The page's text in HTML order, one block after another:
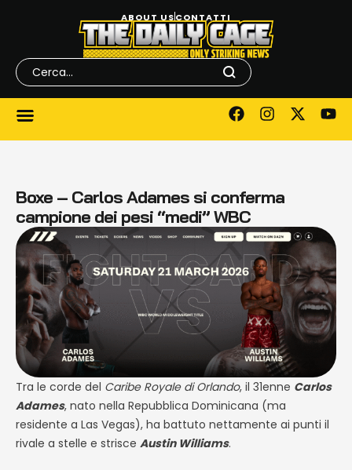
ABOUT USCONTATTI
Boxe – Carlos Adames si conferma
campione dei pesi “medi” WBC
Tra le corde del Caribe Royale di Orlando, il 31enne Carlos
Adames, nato nella Repubblica Dominicana (ma
residente a Las Vegas), ha battuto nettamente ai punti il
rivale a stelle e strisce Austin Williams.